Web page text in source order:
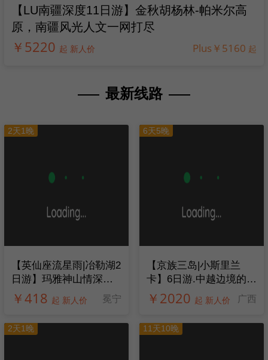
【LU南疆深度11日游】金秋胡杨林-帕米尔高
原，南疆风光人文一网打尽
￥5220 起 新人价 Plus￥5160 起
最新线路
2天1晚
【英仙座流星雨|冶勒湖2
日游】玛雅神山情深冶
勒，传唱千年孟获城
￥418 起 新人价 冕宁
6天5晚
【京族三岛|小斯里兰
卡】6日游.中越边境的斯
里兰卡，不一样的玩法
￥2020 起 新人价 广西
2天1晚 11天10晚